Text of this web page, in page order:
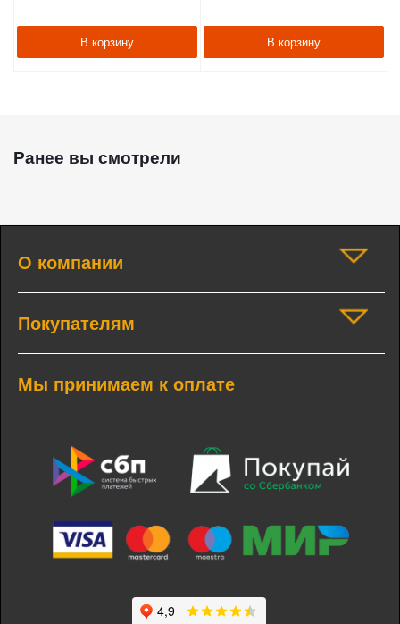
В корзину В корзину
Ранее вы смотрели
О компании
Покупателям
Мы принимаем к оплате